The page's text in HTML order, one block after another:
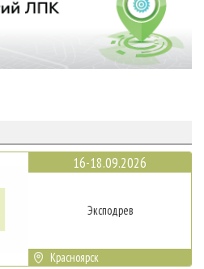
16-18.09.2026
Эксподрев
Красноярск